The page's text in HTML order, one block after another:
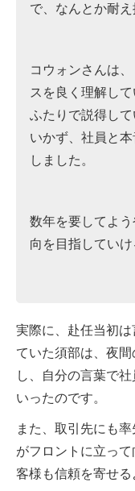
で、なんとか耐え
コウォンさんは
スを良く理解し
ふたりで説得し
いかず、社員と
しました。
数年を要してよ
向を目指していけ
実際に、赴任当初
ていた須部は、夜
し、自分の言葉で
いったのです。
また、取引先にも
がフロントに立っ
客様も信頼を寄せる